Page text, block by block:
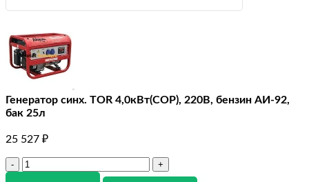
Генератор синх. TOR 4,0кВт(COP), 220В, бензин АИ-92,
бак 25л
25 527 ₽
Количество